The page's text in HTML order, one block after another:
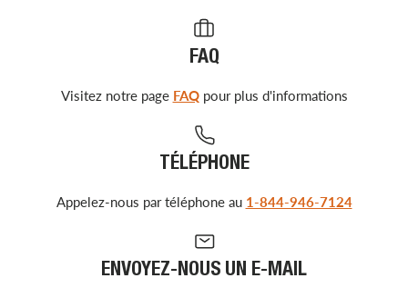
FAQ
Visitez notre page FAQpour plus d'informations
TÉLÉPHONE
Appelez-nous par téléphone au 1-844-946-7124
ENVOYEZ-NOUS UN E-MAIL